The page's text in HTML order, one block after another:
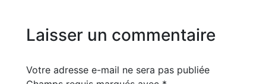
Laisser un commentaire
Votre adresse e-mail ne sera pas publiée